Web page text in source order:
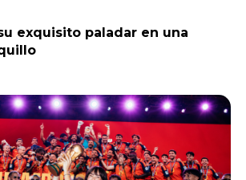
exquisito paladar en una